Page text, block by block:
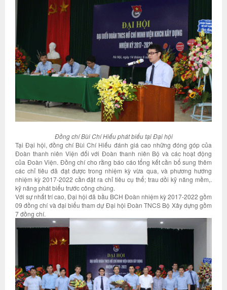
Đồng chí Bùi Chí Hiếu phát biểu tại Đại hội
Tại Đại hội, đồng chí Bùi Chí Hiếu đánh giá cao những đóng góp của
Đoàn thanh niên Viện đối với Đoàn thanh niên Bộ và các hoạt động
của Đoàn Viện. Đồng chí cho rằng báo cáo tổng kết cần bổ sung thêm
các chỉ tiêu đã đạt được trong nhiệm kỳ vừa qua, và phương hướng
nhiệm kỳ 2017-2022 cần đặt ra chỉ tiêu cụ thể; trau dồi kỹ năng mềm,.
kỹ năng phát biểu trước công chúng.
Với sự nhất trí cao, Đại hội đã bầu BCH Đoàn nhiệm kỳ 2017-2022 gồm
09 đồng chí và đại biểu tham dự Đại hội Đoàn TNCS Bộ Xây dựng gồm
7 đồng chí.